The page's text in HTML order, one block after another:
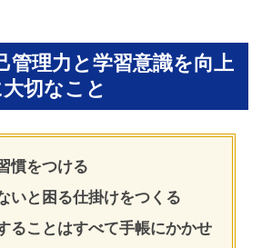
管理力と学習意識を向上
切なこと
慣をつける
いと困る仕掛けをつくる
ることはすべて手帳にかかせ